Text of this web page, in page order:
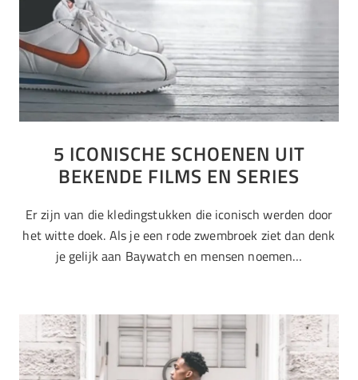
5 ICONISCHE SCHOENEN UIT
BEKENDE FILMS EN SERIES
Er zijn van die kledingstukken die iconisch werden door
het witte doek. Als je een rode zwembroek ziet dan denk
je gelijk aan Baywatch en mensen noemen…